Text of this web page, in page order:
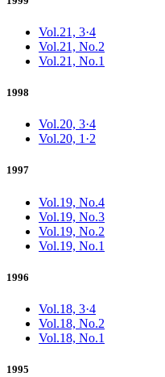
Vol.21, 3·4
Vol.21, No.2
Vol.21, No.1
1998
Vol.20, 3·4
Vol.20, 1·2
1997
Vol.19, No.4
Vol.19, No.3
Vol.19, No.2
Vol.19, No.1
1996
Vol.18, 3·4
Vol.18, No.2
Vol.18, No.1
1995